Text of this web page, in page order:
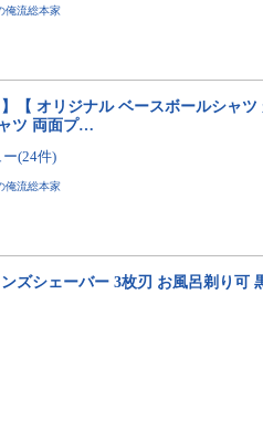
俺流総本家
【 オリジナル ベースボールシャ
ツ 両面プ…
ー(24件)
俺流総本家
ズシェーバー 3枚刃 お風呂剃り可